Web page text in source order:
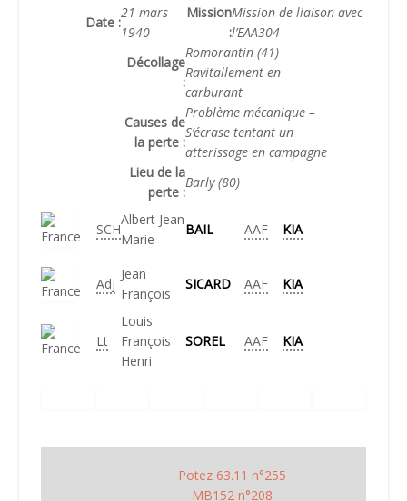
Date :
21 mars
1940
Mission
:
Mission de liaison avec
l’EAA304
Décollage
:
Romorantin (41) –
Ravitallement en
carburant
Causes de
la perte :
Problème mécanique –
S’écrase tentant un
atterissage en campagne
Lieu de la
perte :
Barly (80)
SCH
Albert Jean
Marie
BAIL AAF KIA
Adj
Jean
François
SICARD AAF KIA
Lt
Louis
François
Henri
SOREL AAF KIA
Potez 63.11 n°255
MB152 n°208